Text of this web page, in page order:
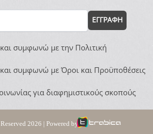
ΕΓΓΡΑΦΗ
συμφωνώ με την Πολιτική
συμφωνώ με Όροι και Προϋποθέσεις
για διαφημιστικούς σκοπούς
2026 | Powered by